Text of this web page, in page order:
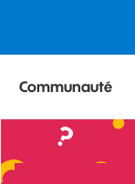
Communauté